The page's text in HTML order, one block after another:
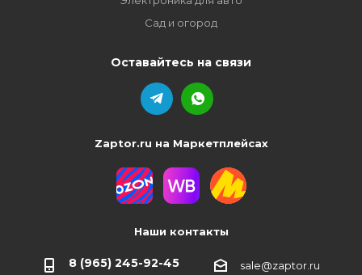
Сад и огород
Оставайтесь на связи
Zaptor.ru на Маркетплейсах
Наши контакты
8 (965) 245-92-45 sale@zaptor.ru